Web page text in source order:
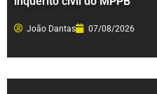
João Dantas 07/08/2026